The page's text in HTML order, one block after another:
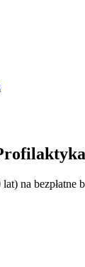
na bezpłatne